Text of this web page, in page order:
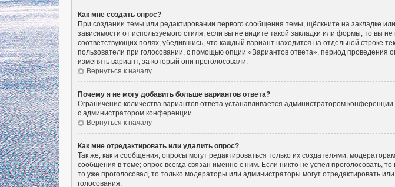
Как мне создать опрос?
При создании темы или редактировании первого сообщения темы, щёлкните на закладке
зависимости от используемого стиля; если вы не видите такой закладки или формы, то вы
соответствующих полях, убедившись, что каждый вариант находится на отдельной строке
пользователи при голосовании, с помощью опции «Вариантов ответа», период проведения
изменять вариант, за который они проголосовали.
Вернуться к началу
Почему я не могу добавить больше вариантов ответа?
Ограничение количества вариантов ответа устанавливается администратором
с администратором конференции.
Вернуться к началу
Как мне отредактировать или удалить опрос?
Так же, как и сообщения, опросы могут редактироваться только их создателями,
сообщения в теме; опрос всегда связан именно с ним. Если никто не успел проголосовать,
то уже проголосовал, то только модераторы или администраторы могут отредактировать
голосования.